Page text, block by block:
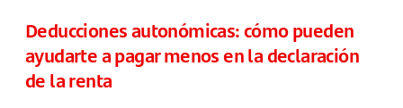
Deducciones autonómicas: cómo pueden
ayudarte a pagar menos en la declaración
de la renta